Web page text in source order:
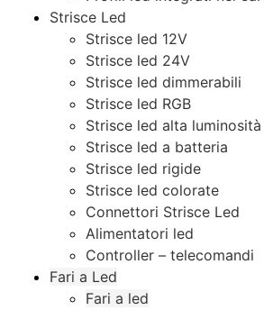
Strisce Led
Strisce led 12V
Strisce led 24V
Strisce led dimmerabili
Strisce led RGB
Strisce led alta luminosità
Strisce led a batteria
Strisce led rigide
Strisce led colorate
Connettori Strisce Led
Alimentatori led
Controller – telecomandi
Fari a Led
Fari a led